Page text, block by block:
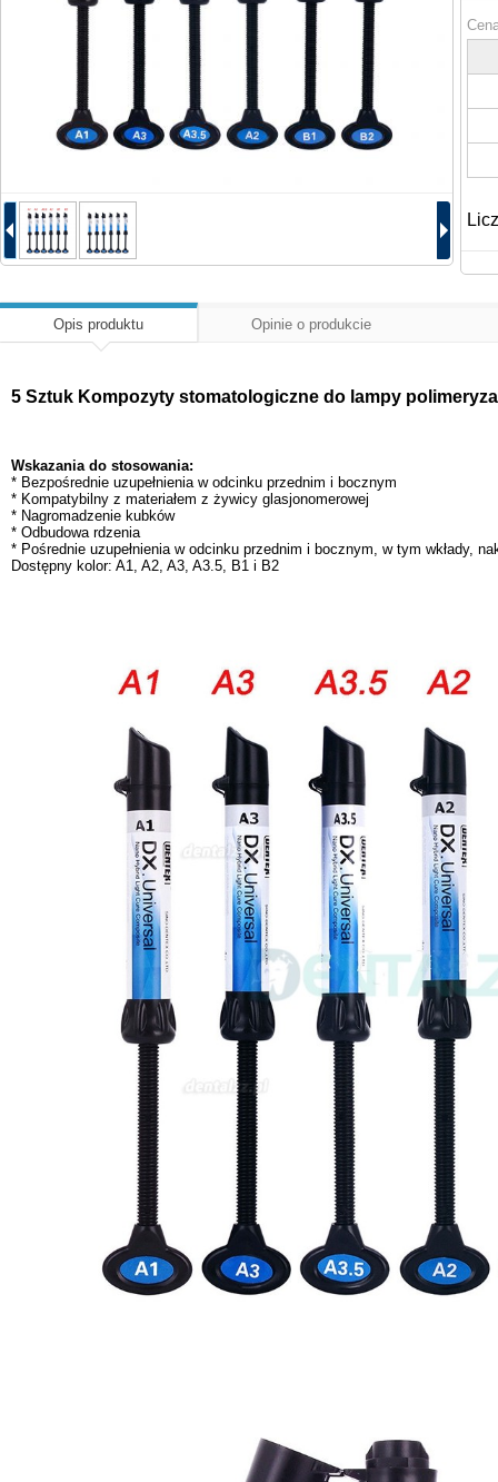
Opis produktu Opinie o produkcie
5 Sztuk Kompozyty stomatologiczne do lampy
Wskazania do stosowania:
* Bezpośrednie uzupełnienia w odcinku przednim i bocznym
* Kompatybilny z materiałem z żywicy glasjonomerowej
* Nagromadzenie kubków
* Odbudowa rdzenia
* Pośrednie uzupełnienia w odcinku przednim i bocznym, w tym wkłady,
Dostępny kolor: A1, A2, A3, A3.5, B1 i B2